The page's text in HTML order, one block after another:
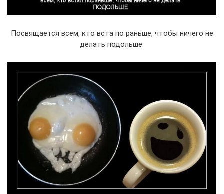
Посвящается всем, кто вста по раньше, чтобы ничего не
делать подольше.